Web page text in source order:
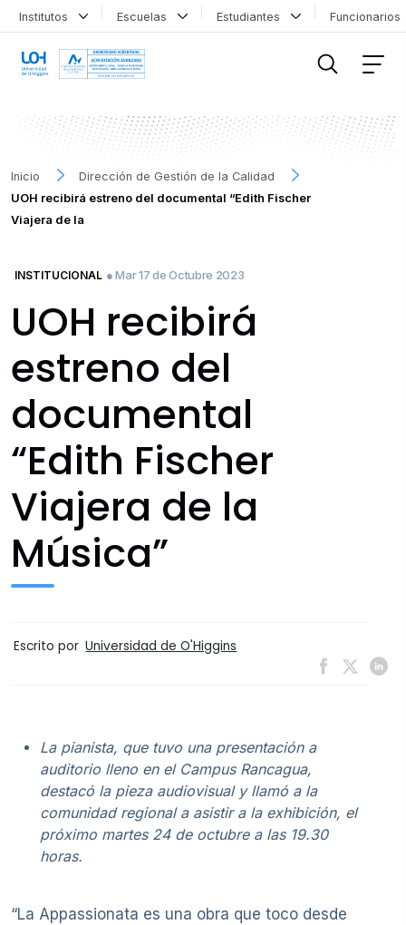
Institutos Escuelas Estudiantes
Inicio
Dirección de Gestión de la Calidad
UOH recibirá estreno del documental “Edith Fischer
Viajera de la
INSTITUCIONAL ● Mar 17 de Octubre 2023
UOH recibirá
estreno del
documental
“Edith Fischer
Viajera de la
Música”
Escrito por Universidad de O'Higgins
La pianista, que tuvo una presentación a
auditorio lleno en el Campus Rancagua,
destacó la pieza audiovisual y llamó a la
comunidad regional a asistir a la exhibición, el
próximo martes 24 de octubre a las 19.30
horas.
“La Appassionata es una obra que toco desde